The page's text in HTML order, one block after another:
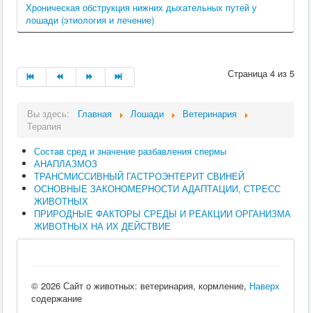
Хроническая обструкция нижних дыхательных путей у
лошади (этиология и лечение)
Страница 4 из 5
Вы здесь: Главная Лошади
Ветеринария
Терапия
Состав сред и значение разбавления спермы
АНАПЛАЗМОЗ
ТРАНСМИССИВНЫЙ ГАСТРОЭНТЕРИТ СВИНЕЙ
ОСНОВНЫЕ ЗАКОНОМЕРНОСТИ АДАПТАЦИИ, СТРЕСС
ЖИВОТНЫХ
ПРИРОДНЫЕ ФАКТОРЫ СРЕДЫ И РЕАКЦИИ ОРГАНИЗМА
ЖИВОТНЫХ НА ИХ ДЕЙСТВИЕ
Наверх
© 2026 Сайт о животных: ветеринария, кормление,
содержание